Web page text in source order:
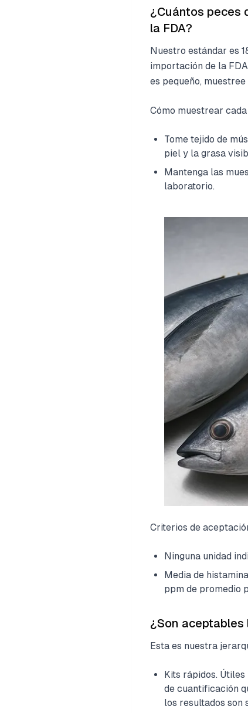
¿Cuántos peces
la FDA?
Nuestro estándar es
importación de la
es pequeño, muestree
Cómo muestrear
Tome tejido de
piel y la grasa
Mantenga las
laboratorio.
Criterios de
Ninguna unidad
Media de
ppm de promedio
¿Son aceptables
Esta es nuestra
Kits rápidos.
de cuantificación
los resultados son